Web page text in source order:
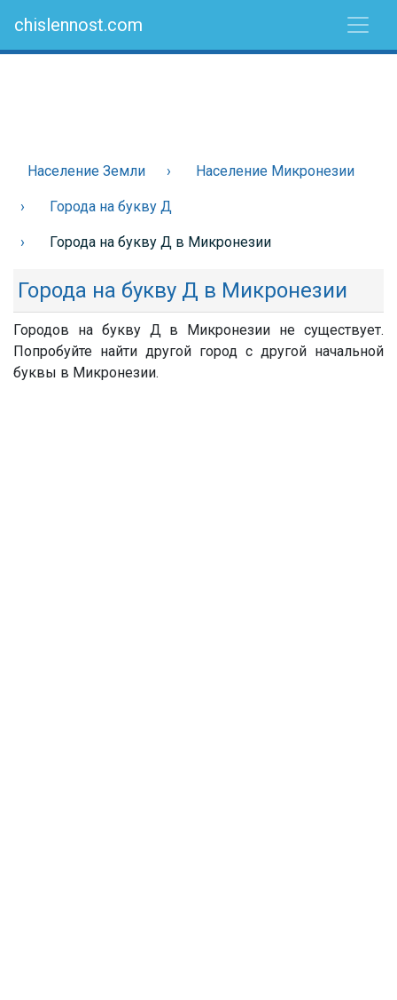
chislennost.com
Население Земли Население Микронезии
Города на букву Д
Города на букву Д в Микронезии
Города на букву Д в Микронезии
Городов на букву Д в Микронезии не существует.
Попробуйте найти другой город с другой начальной
буквы в Микронезии.